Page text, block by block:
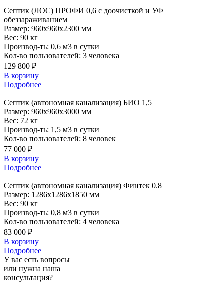
Септик (ЛОС) ПРОФИ 0,6 с доочисткой и УФ
обеззараживанием
Размер: 960x960x2300 мм
Вес: 90 кг
Производ-ть: 0,6 м3 в сутки
Кол-во пользователей: 3 человека
129 800 ₽
В корзину
Подробнее
Септик (автономная канализация) БИО 1,5
Размер: 960x960x3000 мм
Вес: 72 кг
Производ-ть: 1,5 м3 в сутки
Кол-во пользователей: 8 человек
77 000 ₽
В корзину
Подробнее
Септик (автономная канализация) Финтек 0.8
Размер: 1286x1286x1850 мм
Вес: 90 кг
Производ-ть: 0,8 м3 в сутки
Кол-во пользователей: 4 человека
83 000 ₽
В корзину
Подробнее
У вас есть вопросы
или нужна наша
консультация?